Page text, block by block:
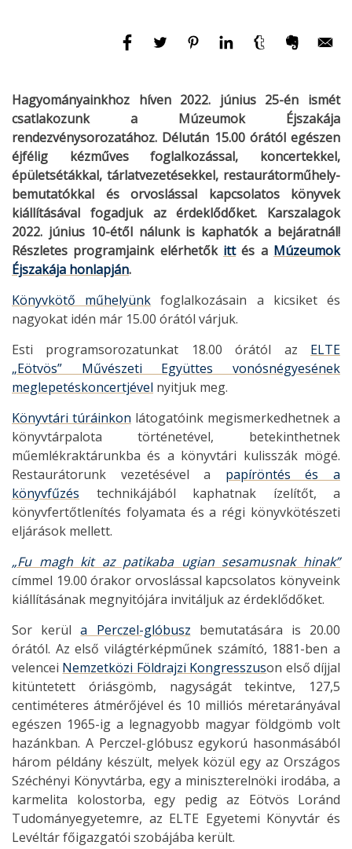
Hagyományainkhoz híven 2022. június 25-én ismét
csatlakozunk a Múzeumok Éjszakája
rendezvénysorozatához. Délután 15.00 órától egészen
éjfélig kézműves foglalkozással, koncertekkel,
épületsétákkal, tárlatvezetésekkel, restaurátorműhely-
bemutatókkal és orvoslással kapcsolatos könyvek
kiállításával fogadjuk az érdeklődőket. Karszalagok
2022. június 10-étől nálunk is kaphatók a bejáratnál!
Részletes programjaink elérhetők ittés a Múzeumok
Éjszakája honlapján.
Könyvkötő műhelyünk foglalkozásain a kicsiket és
nagyokat idén már 15.00 órától várjuk.
Esti programsorozatunkat 18.00 órától az ELTE
„Eötvös” Művészeti Együttes vonósnégyesének
meglepetéskoncertjével nyitjuk meg.
Könyvtári túráinkon látogatóink megismerkedhetnek a
könyvtárpalota történetével, betekinthetnek
műemlékraktárunkba és a könyvtári kulisszák mögé.
Restaurátorunk vezetésével a papíröntés és a
könyvfűzés technikájából kaphatnak ízelítőt, a
könyvfertőtlenítés folyamata és a régi könyvkötészeti
eljárások mellett.
„Fu magh kit az patikaba ugian sesamusnak hinak”
címmel 19.00 órakor orvoslással kapcsolatos könyveink
kiállításának megnyitójára invitáljuk az érdeklődőket.
Sor kerüla Perczel-glóbusz bemutatására is 20.00
órától. Az első világtérképműnek számító, 1881-ben a
velencei Nemzetközi Földrajzi Kongresszuson első díjjal
kitüntetett óriásgömb, nagyságát tekintve, 127,5
centiméteres átmérőjével és 10 milliós méretarányával
egészen 1965-ig a legnagyobb magyar földgömb volt
hazánkban. A Perczel-glóbusz egykorú hasonmásából
három példány készült, melyek közül egy az Országos
Széchényi Könyvtárba, egy a miniszterelnöki irodába, a
karmelita kolostorba, egy pedig az Eötvös Loránd
Tudományegyetemre, az ELTE Egyetemi Könyvtár és
Levéltár főigazgatói szobájába került.